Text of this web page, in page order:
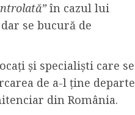
în cazul lui
se bucură de
și specialiști care se
de a-l ține departe
din România.